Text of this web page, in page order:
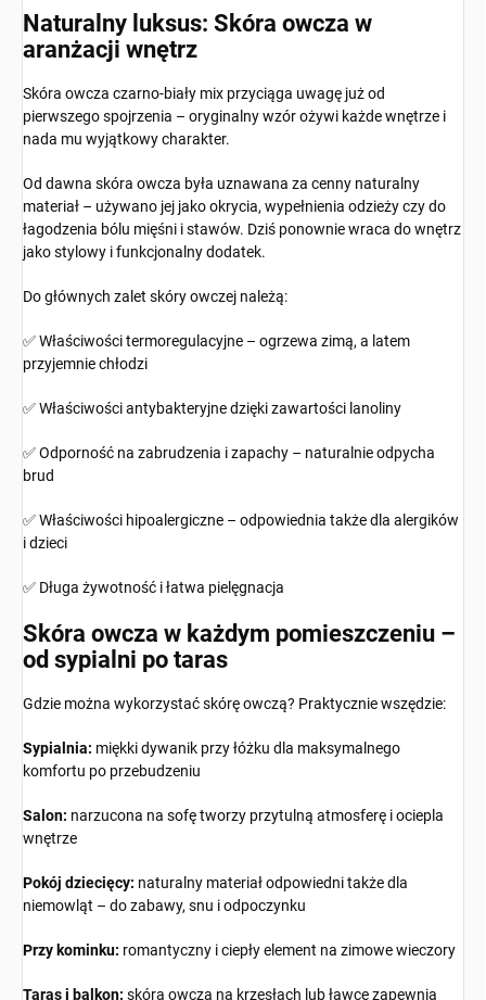
Naturalny luksus: Skóra owcza w
aranżacji wnętrz
Skóra owcza czarno-biały mix przyciąga uwagę już od
pierwszego spojrzenia – oryginalny wzór ożywi każde wnętrze i
nada mu wyjątkowy charakter.
Od dawna skóra owcza była uznawana za cenny naturalny
materiał – używano jej jako okrycia, wypełnienia odzieży czy do
łagodzenia bólu mięśni i stawów. Dziś ponownie wraca do wnętrz
jako stylowy i funkcjonalny dodatek.
Do głównych zalet skóry owczej należą:
✅ Właściwości termoregulacyjne – ogrzewa zimą, a latem
przyjemnie chłodzi
✅ Właściwości antybakteryjne dzięki zawartości lanoliny
✅ Odporność na zabrudzenia i zapachy – naturalnie odpycha
brud
✅ Właściwości hipoalergiczne – odpowiednia także dla alergików
i dzieci
✅ Długa żywotność i łatwa pielęgnacja
Skóra owcza w każdym pomieszczeniu –
od sypialni po taras
Gdzie można wykorzystać skórę owczą? Praktycznie wszędzie:
Sypialnia: miękki dywanik przy łóżku dla maksymalnego
komfortu po przebudzeniu
Salon: narzucona na sofę tworzy przytulną atmosferę i ociepla
wnętrze
Pokój dziecięcy: naturalny materiał odpowiedni także dla
niemowląt – do zabawy, snu i odpoczynku
Przy kominku: romantyczny i ciepły element na zimowe wieczory
Taras i balkon: skóra owcza na krzesłach lub ławce zapewnia